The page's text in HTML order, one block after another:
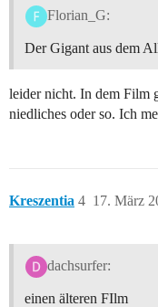
Florian_G:
Der Gigant aus dem
leider nicht. In dem Film
niedliches oder so. Ich
Kreszentia 17. März
4
dachsurfer:
einen älteren FIlm